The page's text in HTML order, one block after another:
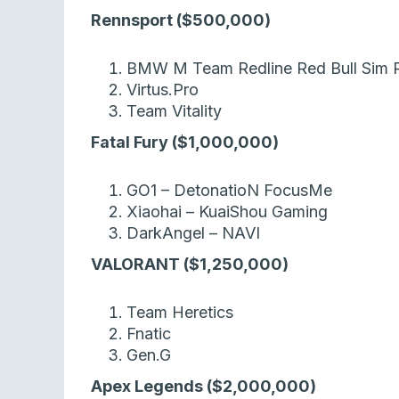
Rennsport ($500,000)
BMW M Team Redline Red Bull Sim
Virtus.Pro
Team Vitality
Fatal Fury ($1,000,000)
GO1 – DetonatioN FocusMe
Xiaohai – KuaiShou Gaming
DarkAngel – NAVI
VALORANT ($1,250,000)
Team Heretics
Fnatic
Gen.G
Apex Legends ($2,000,000)